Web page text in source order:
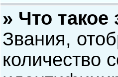
» Что такое
Звания,
количество